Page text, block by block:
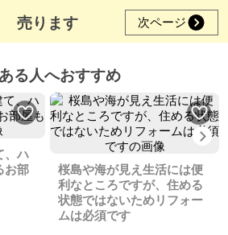
売ります 次ページ
る人へおすすめ
、ハ
お部
桜島や海が見え生活には便
利なところですが、住める
状態ではないためリフォー
ムは必須です